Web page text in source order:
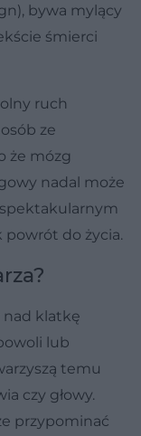
bywa mylący
śmierci
ruch
ze
że mózg
nadal może
powrót do życia.
nad klatkę
lub
temu
czy głowy.
przypominać